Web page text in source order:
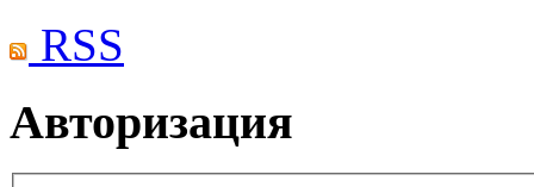
RSS
Авторизация